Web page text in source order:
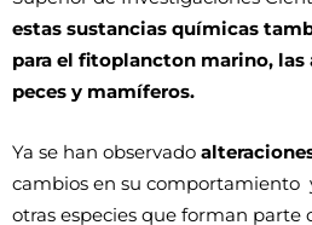
estas sustancias químicas
para el fitoplancton marino, las
peces y mamíferos.
Ya se han observado
cambios en su comportamiento
otras especies que forman parte